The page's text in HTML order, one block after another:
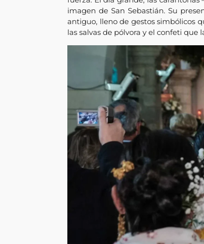
imagen de San Sebastián. Su
antiguo, lleno de gestos simbólicos
las salvas de pólvora y el confeti que